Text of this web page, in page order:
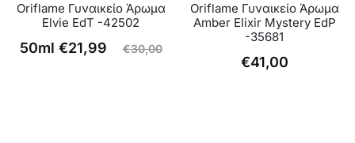
Oriflame Γυναικείο Άρωμα
Elvie EdT -42502
€30,00
Original
€21,99
Η
50ml
Oriflame Γυναικείο Άρωμα
Amber Elixir Mystery EdP
-35681
€41,00